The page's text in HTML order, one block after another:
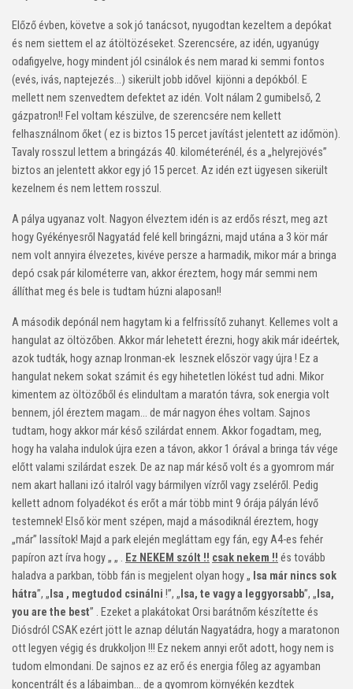
Előző évben, követve a sok jó tanácsot, nyugodtan kezeltem a depókat
és nem siettem el az átöltözéseket. Szerencsére, az idén, ugyanúgy
odafigyelve, hogy mindent jól csinálok és nem marad ki semmi fontos
(evés, ivás, naptejezés…) sikerült jobb idővel kijönni a depókból. E
mellett nem szenvedtem defektet az idén. Volt nálam 2 gumibelső, 2
gázpatron!! Fel voltam készülve, de szerencsére nem kellett
felhasználnom őket ( ez is biztos 15 percet javítást jelentett az időmön).
Tavaly rosszul lettem a bringázás 40. kilométerénél, és a „helyrejövés”
biztos an jelentett akkor egy jó 15 percet. Az idén ezt ügyesen sikerült
kezelnem és nem lettem rosszul.
A pálya ugyanaz volt. Nagyon élveztem idén is az erdős részt, meg azt
hogy Gyékényesről Nagyatád felé kell bringázni, majd utána a 3 kör már
nem volt annyira élvezetes, kivéve persze a harmadik, mikor már a bringa
depó csak pár kilométerre van, akkor éreztem, hogy már semmi nem
állíthat meg és bele is tudtam húzni alaposan!!
A második depónál nem hagytam ki a felfrissítő zuhanyt. Kellemes volt a
hangulat az öltözőben. Akkor már lehetett érezni, hogy akik már ideértek,
azok tudták, hogy aznap Ironman-ek lesznek először vagy újra ! Ez a
hangulat nekem sokat számit és egy hihetetlen lökést tud adni. Mikor
kimentem az öltözőből és elindultam a maratón távra, sok energia volt
bennem, jól éreztem magam… de már nagyon éhes voltam. Sajnos
tudtam, hogy akkor már késő szilárdat ennem. Akkor fogadtam, meg,
hogy ha valaha indulok újra ezen a távon, akkor 1 órával a bringa táv vége
előtt valami szilárdat eszek. De az nap már késő volt és a gyomrom már
nem akart hallani izó italról vagy bármilyen vízről vagy zseléről. Pedig
kellett adnom folyadékot és erőt a már több mint 9 órája pályán lévő
testemnek! Első kör ment szépen, majd a másodiknál éreztem, hogy
„már” lassítok! Majd a park elején megláttam egy fán, egy A4-es fehér
papíron azt írva hogy „ „ . Ez NEKEM szólt !! csak nekem !! és tovább
haladva a parkban, több fán is megjelent olyan hogy „ Isa már nincs sok
hátra”, „ Isa , megtudod csinálni !”, „ Isa, te vagy a leggyorsabb”, „ Isa,
you are the best” . Ezeket a plakátokat Orsi barátnőm készítette és
Diósdról CSAK ezért jött le aznap délután Nagyatádra, hogy a maratonon
ott legyen végig és drukkoljon !!! Ez nekem annyi erőt adott, hogy nem is
tudom elmondani. De sajnos ez az erő és energia főleg az agyamban
koncentrált és a lábaimban… de a gyomrom környékén kezdtek